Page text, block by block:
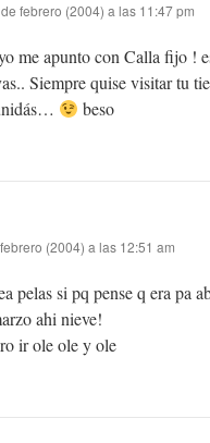
febrero (2004) a las 11:47 pm
me apunto con Calla fijo !
Siempre quise visitar tu
beso
(2004) a las 12:51 am
pelas si pq pense q era pa
ahi nieve!
ir ole ole y ole